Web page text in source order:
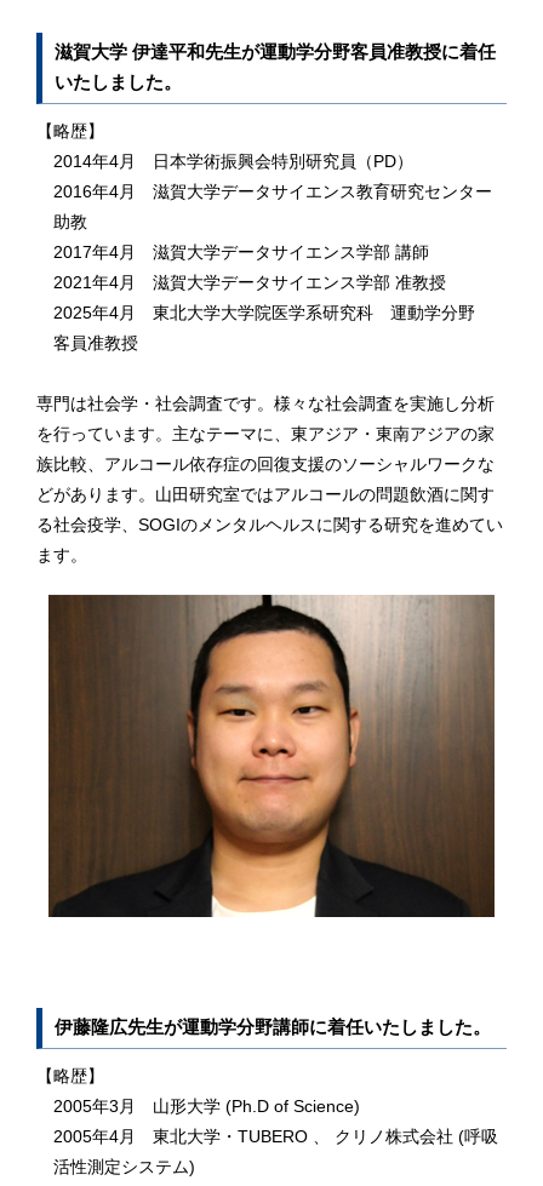
滋賀大学 伊達平和先生が運動学分野客員准教授に着任
いたしました。
【略歴】
2014年4月 日本学術振興会特別研究員（PD）
2016年4月 滋賀大学データサイエンス教育研究センター
助教
2017年4月 滋賀大学データサイエンス学部 講師
2021年4月 滋賀大学データサイエンス学部 准教授
2025年4月 東北大学大学院医学系研究科 運動学分野
客員准教授
専門は社会学・社会調査です。様々な社会調査を実施し分析
を行っています。主なテーマに、東アジア・東南アジアの家
族比較、アルコール依存症の回復支援のソーシャルワークな
どがあります。山田研究室ではアルコールの問題飲酒に関す
る社会疫学、SOGIのメンタルヘルスに関する研究を進めてい
ます。
伊藤隆広先生が運動学分野講師に着任いたしました。
【略歴】
2005年3月 山形大学 (Ph.D of Science)
2005年4月 東北大学・TUBERO 、 クリノ株式会社 (呼吸
活性測定システム)